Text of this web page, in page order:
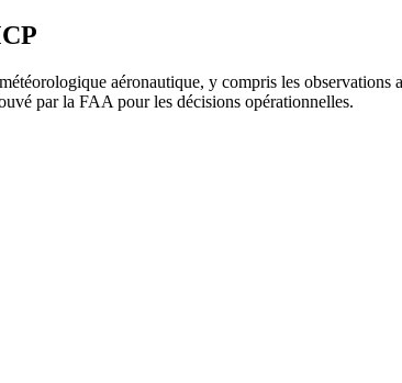
aéronautique, y compris les
par la FAA pour les décisions opérationnelles.